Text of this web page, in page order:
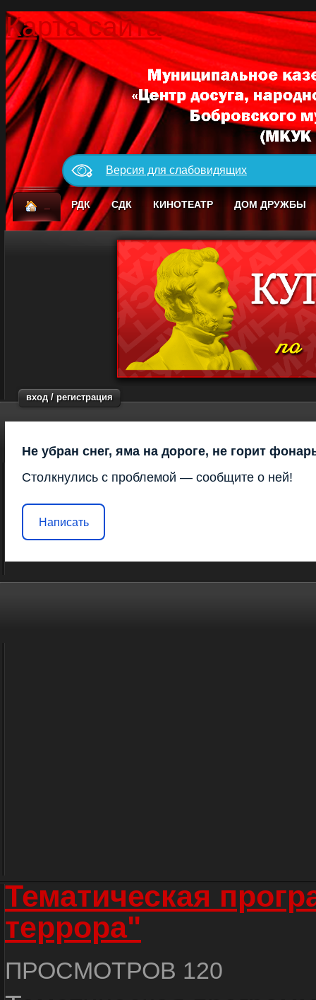
Карта сайта
Версия для слабовидящих
РДК СДК КИНОТЕАТР ДОМ ДРУЖБЫ
вход / регистрация
Не убран снег, яма на дороге, не горит
Столкнулись с проблемой — сообщите о ней!
Написать
Тематическая
террора"
ПРОСМОТРОВ 120